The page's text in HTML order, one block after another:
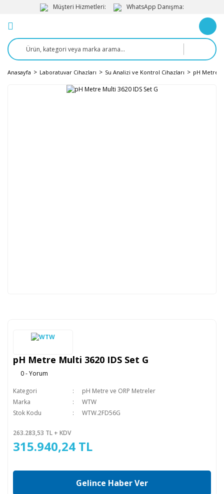
Müşteri Hizmetleri: WhatsApp Danışma:
Anasayfa Laboratuvar Cihazları Su Analizi ve Kontrol Cihazları pH Metre
pH Metre Multi 3620 IDS Set G
0 - Yorum
Kategori
pH Metre ve ORP Metreler
Marka
WTW
Stok Kodu
WTW.2FD56G
263.283,53 TL + KDV
315.940,24 TL
Gelince Haber Ver